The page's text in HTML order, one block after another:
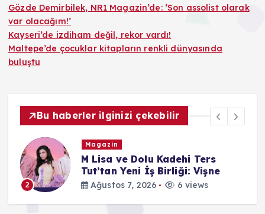
Gözde Demirbilek, NR1 Magazin’de: ‘Son assolist olarak
var olacağım!’
Kayseri’de izdiham değil, rekor vardı!
Maltepe’de çocuklar kitapların renkli dünyasında
buluştu
Bu haberler ilginizi çekebilir
Ters
Gözde Demirbilek, NR1
Magazin’de: ‘Son assolist
olarak var olacağım!’